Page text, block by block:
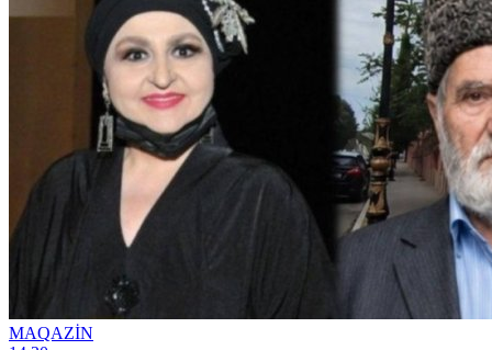
MAQAZİN